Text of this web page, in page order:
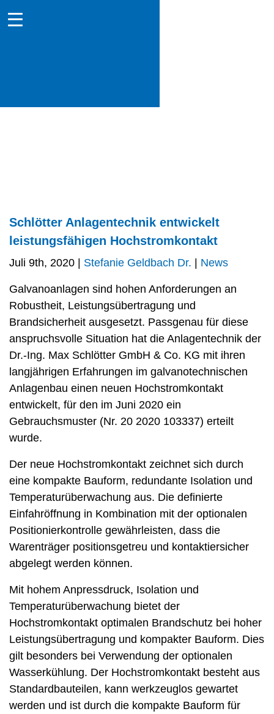
Schlötter Anlagentechnik entwickelt
leistungsfähigen Hochstromkontakt
Juli 9th, 2020 | Stefanie Geldbach Dr. News
Galvanoanlagen sind hohen Anforderungen an
Robustheit, Leistungsübertragung und
Brandsicherheit ausgesetzt. Passgenau für diese
anspruchsvolle Situation hat die Anlagentechnik der
Dr.-Ing. Max Schlötter GmbH & Co. KG mit ihren
langjährigen Erfahrungen im galvanotechnischen
Anlagenbau einen neuen Hochstromkontakt
entwickelt, für den im Juni 2020 ein
Gebrauchsmuster (Nr. 20 2020 103337) erteilt
wurde.
Der neue Hochstromkontakt zeichnet sich durch
eine kompakte Bauform, redundante Isolation und
Temperaturüberwachung aus. Die definierte
Einfahröffnung in Kombination mit der optionalen
Positionierkontrolle gewährleisten, dass die
Warenträger positionsgetreu und kontaktiersicher
abgelegt werden können.
Mit hohem Anpressdruck, Isolation und
Temperaturüberwachung bietet der
Hochstromkontakt optimalen Brandschutz bei hoher
Leistungsübertragung und kompakter Bauform. Dies
gilt besonders bei Verwendung der optionalen
Wasserkühlung. Der Hochstromkontakt besteht aus
Standardbauteilen, kann werkzeuglos gewartet
werden und ist durch die kompakte Bauform für